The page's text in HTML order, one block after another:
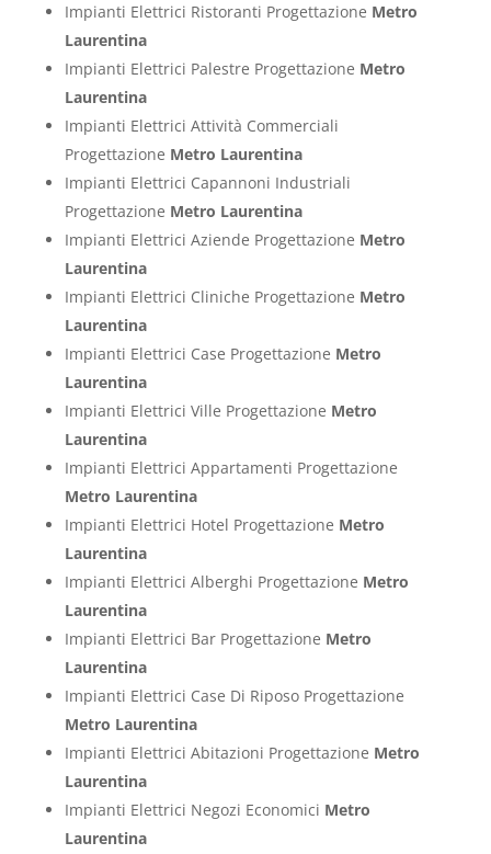
Impianti Elettrici Ristoranti Progettazione Metro
Laurentina
Impianti Elettrici Palestre Progettazione Metro
Laurentina
Impianti Elettrici Attività Commerciali
Progettazione Metro Laurentina
Impianti Elettrici Capannoni Industriali
Progettazione Metro Laurentina
Impianti Elettrici Aziende Progettazione Metro
Laurentina
Impianti Elettrici Cliniche Progettazione Metro
Laurentina
Impianti Elettrici Case Progettazione Metro
Laurentina
Impianti Elettrici Ville Progettazione Metro
Laurentina
Impianti Elettrici Appartamenti Progettazione
Metro Laurentina
Impianti Elettrici Hotel Progettazione Metro
Laurentina
Impianti Elettrici Alberghi Progettazione Metro
Laurentina
Impianti Elettrici Bar Progettazione Metro
Laurentina
Impianti Elettrici Case Di Riposo Progettazione
Metro Laurentina
Impianti Elettrici Abitazioni Progettazione Metro
Laurentina
Impianti Elettrici Negozi Economici Metro
Laurentina